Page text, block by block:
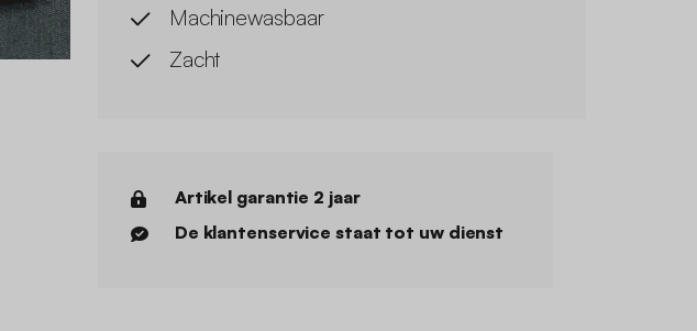
Machinewasbaar
Zacht
Artikel garantie 2 jaar
De klantenservice staat tot uw dienst